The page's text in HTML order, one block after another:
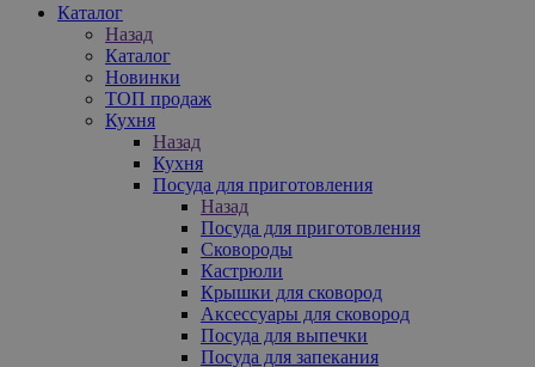
Каталог
Назад
Каталог
Новинки
ТОП продаж
Кухня
Назад
Кухня
Посуда для приготовления
Назад
Посуда для приготовления
Сковороды
Кастрюли
Крышки для сковород
Аксессуары для сковород
Посуда для выпечки
Посуда для запекания